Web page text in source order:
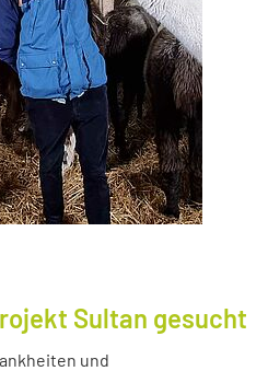
Sultan gesucht
und